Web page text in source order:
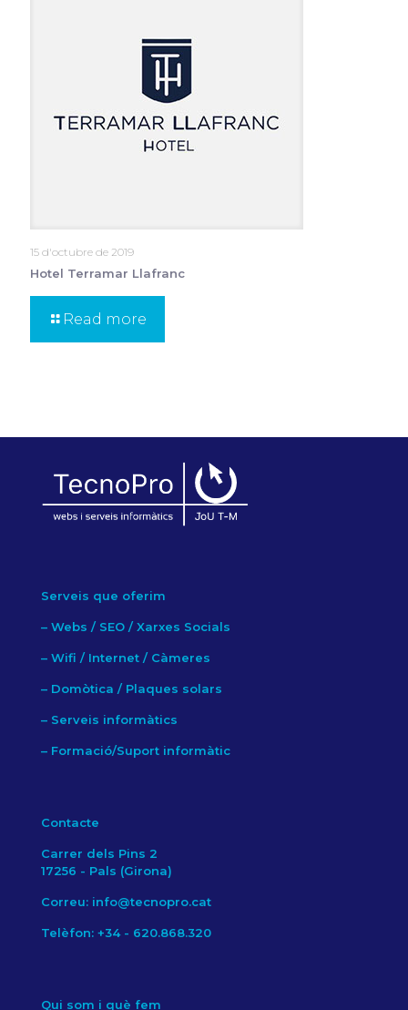
15 d'octubre de 2019
Hotel Terramar Llafranc
Read more
Serveis que oferim
– Webs / SEO / Xarxes Socials
– Wifi / Internet / Càmeres
– Domòtica / Plaques solars
– Serveis informàtics
– Formació/Suport informàtic
Contacte
Carrer dels Pins 2
17256 - Pals (Girona)
Correu: info@tecnopro.cat
Telèfon: +34 - 620.868.320
Qui som i què fem